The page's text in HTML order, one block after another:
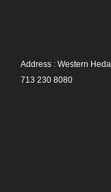
Address : Western
713 230 8080